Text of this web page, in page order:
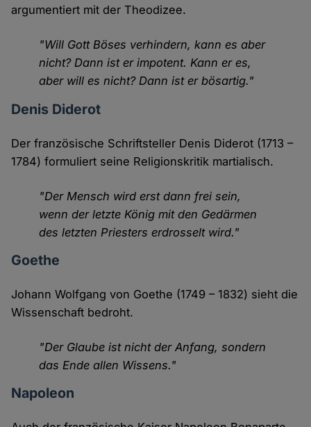
argumentiert mit der Theodizee.
"Will Gott Böses verhindern, kann es aber
nicht? Dann ist er impotent. Kann er es,
aber will es nicht? Dann ist er bösartig."
Denis Diderot
Der französische Schriftsteller Denis Diderot (1713 –
1784) formuliert seine Religionskritik martialisch.
"Der Mensch wird erst dann frei sein,
wenn der letzte König mit den Gedärmen
des letzten Priesters erdrosselt wird."
Goethe
Johann Wolfgang von Goethe (1749 – 1832) sieht die
Wissenschaft bedroht.
"Der Glaube ist nicht der Anfang, sondern
das Ende allen Wissens."
Napoleon